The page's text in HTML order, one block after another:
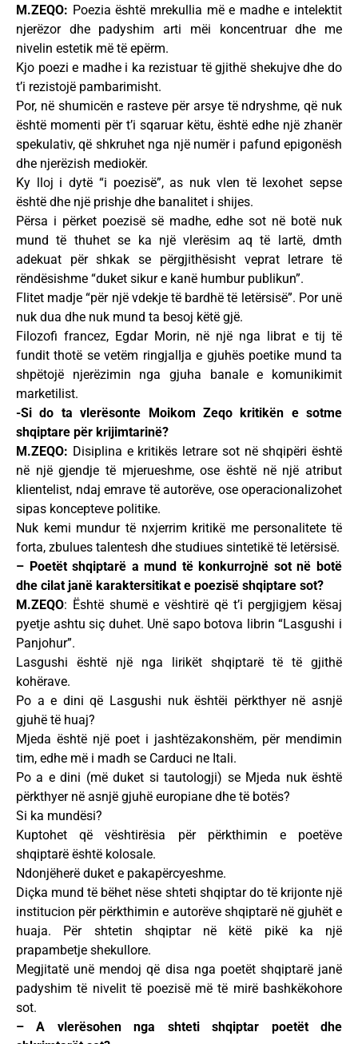
M.ZEQO: Poezia është mrekullia më e madhe e intelektit
njerëzor dhe padyshim arti mëi koncentruar dhe me
nivelin estetik më të epërm.
Kjo poezi e madhe i ka rezistuar të gjithë shekujve dhe do
t’i rezistojë pambarimisht.
Por, në shumicën e rasteve për arsye të ndryshme, që nuk
është momenti për t’i sqaruar këtu, është edhe një zhanër
spekulativ, që shkruhet nga një numër i pafund epigonësh
dhe njerëzish mediokër.
Ky lloj i dytë “i poezisë”, as nuk vlen të lexohet sepse
është dhe një prishje dhe banalitet i shijes.
Përsa i përket poezisë së madhe, edhe sot në botë nuk
mund të thuhet se ka një vlerësim aq të lartë, dmth
adekuat për shkak se përgjithësisht veprat letrare të
rëndësishme “duket sikur e kanë humbur publikun”.
Flitet madje “për një vdekje të bardhë të letërsisë”. Por unë
nuk dua dhe nuk mund ta besoj këtë gjë.
Filozofi francez, Egdar Morin, në një nga librat e tij të
fundit thotë se vetëm ringjallja e gjuhës poetike mund ta
shpëtojë njerëzimin nga gjuha banale e komunikimit
marketilist.
-Si do ta vlerësonte Moikom Zeqo kritikën e sotme
shqiptare për krijimtarinë?
M.ZEQO: Disiplina e kritikës letrare sot në shqipëri është
në një gjendje të mjerueshme, ose është në një atribut
klientelist, ndaj emrave të autorëve, ose operacionalizohet
sipas koncepteve politike.
Nuk kemi mundur të nxjerrim kritikë me personalitete të
forta, zbulues talentesh dhe studiues sintetikë të letërsisë.
– Poetët shqiptarë a mund të konkurrojnë sot në botë
dhe cilat janë karaktersitikat e poezisë shqiptare sot?
M.ZEQO: Është shumë e vështirë që t’i pergjigjem kësaj
pyetje ashtu siç duhet. Unë sapo botova librin “Lasgushi i
Panjohur”.
Lasgushi është një nga lirikët shqiptarë të të gjithë
kohërave.
Po a e dini që Lasgushi nuk ështëi përkthyer në asnjë
gjuhë të huaj?
Mjeda është një poet i jashtëzakonshëm, për mendimin
tim, edhe më i madh se Carduci ne Itali.
Po a e dini (më duket si tautologji) se Mjeda nuk është
përkthyer në asnjë gjuhë europiane dhe të botës?
Si ka mundësi?
Kuptohet që vështirësia për përkthimin e poetëve
shqiptarë është kolosale.
Ndonjëherë duket e pakapërcyeshme.
Diçka mund të bëhet nëse shteti shqiptar do të krijonte një
institucion për përkthimin e autorëve shqiptarë në gjuhët e
huaja. Për shtetin shqiptar në këtë pikë ka një
prapambetje shekullore.
Megjitatë unë mendoj që disa nga poetët shqiptarë janë
padyshim të nivelit të poezisë më të mirë bashkëkohore
sot.
– A vlerësohen nga shteti shqiptar poetët dhe